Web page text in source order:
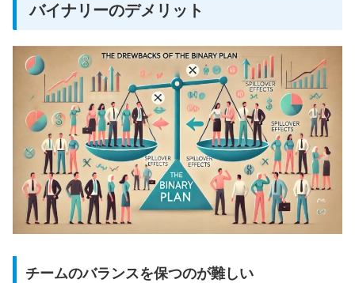
バイナリーのデメリット
チームのバランスを保つのが難しい